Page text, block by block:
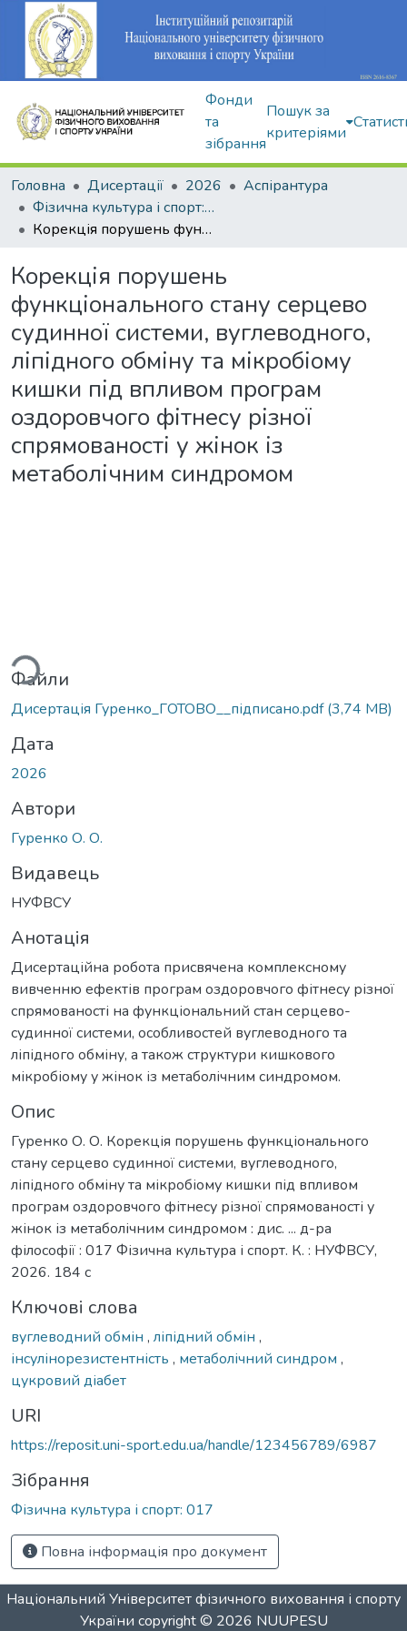
Фонди
та
зібрання
Пошук за
критеріями
Головна Дисертації 2026
Аспірантура
Фізична культура і спорт: 017
Корекція порушень функціонального стану серцево судинної системи, вуглеводного, ліпідного обміну та мікробіому кишки під впливом програм оздоровчого фітнесу різної спрямованості у жінок із метаболічним синдромом
Корекція порушень
функціонального стану серцево
судинної системи, вуглеводного,
ліпідного обміну та мікробіому
кишки під впливом програм
оздоровчого фітнесу різної
спрямованості у жінок із
метаболічним синдромом
Файли
Дисертація Гуренко_ГОТОВО__підписано.pdf(3,74 MB)
Дата
2026
Автори
Гуренко О. О.
Видавець
НУФВСУ
Анотація
Дисертаційна робота присвячена комплексному
вивченню ефектів програм оздоровчого фітнесу різної
спрямованості на функціональний стан серцево-
судинної системи, особливостей вуглеводного та
ліпідного обміну, а також структури кишкового
мікробіому у жінок із метаболічним синдромом.
Опис
Гуренко О. О. Корекція порушень функціонального
стану серцево судинної системи, вуглеводного,
ліпідного обміну та мікробіому кишки під впливом
програм оздоровчого фітнесу різної спрямованості у
жінок із метаболічним синдромом : дис. ... д-ра
філософії : 017 Фізична культура і спорт. К. : НУФВСУ,
2026. 184 с
Ключові слова
вуглеводний обмін , ліпідний обмін ,
інсулінорезистентність , метаболічний синдром ,
цукровий діабет
URI
https://reposit.uni-sport.edu.ua/handle/123456789/6987
Зібрання
Фізична культура і спорт: 017
Повна інформація про документ
Національний Університет фізичного виховання і спорту
України copyright © 2026 NUUPESU